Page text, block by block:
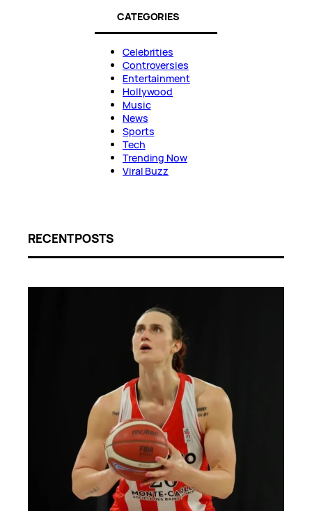
CATEGORIES
Celebrities
Controversies
Entertainment
Hollywood
Music
News
Sports
Tech
Trending Now
Viral Buzz
RECENT POSTS